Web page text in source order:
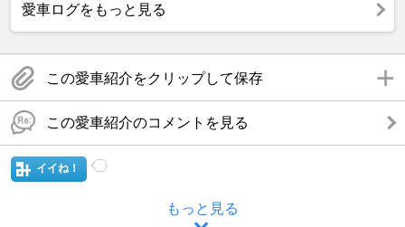
愛車ログをもっと見る
この愛車紹介をクリップして保存
この愛車紹介のコメントを見る
イイね！
もっと見る